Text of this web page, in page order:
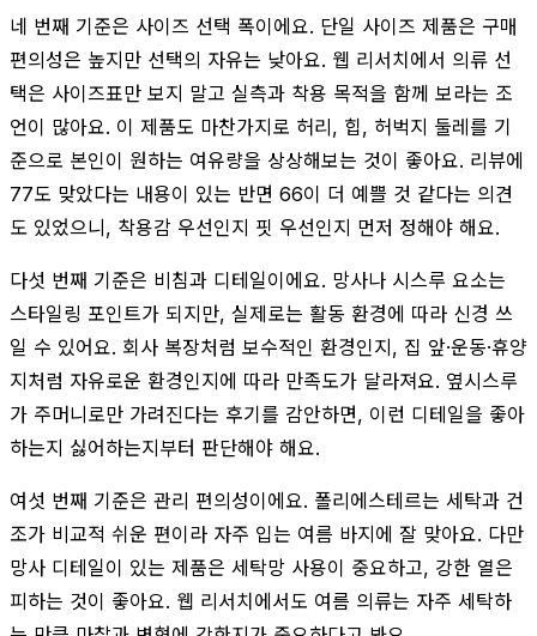
네 번째 기준은 사이즈 선택 폭이에요. 단일 사이즈 제품은 구매
편의성은 높지만 선택의 자유는 낮아요. 웹 리서치에서 의류 선
택은 사이즈표만 보지 말고 실측과 착용 목적을 함께 보라는 조
언이 많아요. 이 제품도 마찬가지로 허리, 힙, 허벅지 둘레를 기
준으로 본인이 원하는 여유량을 상상해보는 것이 좋아요. 리뷰에
77도 맞았다는 내용이 있는 반면 66이 더 예쁠 것 같다는 의견
도 있었으니, 착용감 우선인지 핏 우선인지 먼저 정해야 해요.
다섯 번째 기준은 비침과 디테일이에요. 망사나 시스루 요소는
스타일링 포인트가 되지만, 실제로는 활동 환경에 따라 신경 쓰
일 수 있어요. 회사 복장처럼 보수적인 환경인지, 집 앞·운동·휴양
지처럼 자유로운 환경인지에 따라 만족도가 달라져요. 옆시스루
가 주머니로만 가려진다는 후기를 감안하면, 이런 디테일을 좋아
하는지 싫어하는지부터 판단해야 해요.
여섯 번째 기준은 관리 편의성이에요. 폴리에스테르는 세탁과 건
조가 비교적 쉬운 편이라 자주 입는 여름 바지에 잘 맞아요. 다만
망사 디테일이 있는 제품은 세탁망 사용이 중요하고, 강한 열은
피하는 것이 좋아요. 웹 리서치에서도 여름 의류는 자주 세탁하